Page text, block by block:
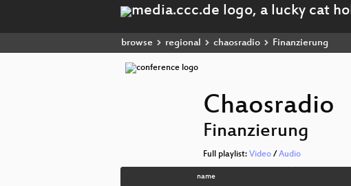
browse regional chaosradio Finanzierung
Chaosradio
Finanzierung
Full playlist: Video / Audio
name